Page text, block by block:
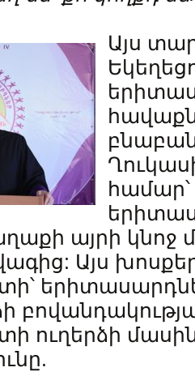
Այս
համար՝
այրի կնոջ
Այս
ուղերձի